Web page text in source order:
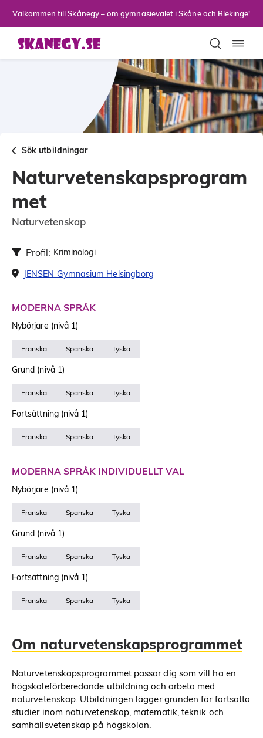
Välkommen till Skånegy – om gymnasievalet i Skåne och Blekinge!
Sök utbildningar
Naturvetenskapsprogram
met
Naturvetenskap
Profil: Kriminologi
JENSEN Gymnasium Helsingborg
MODERNA SPRÅK
Nybörjare (nivå 1)
Franska Spanska Tyska
Grund (nivå 1)
Franska Spanska Tyska
Fortsättning (nivå 1)
Franska Spanska Tyska
MODERNA SPRÅK INDIVIDUELLT VAL
Nybörjare (nivå 1)
Franska Spanska Tyska
Grund (nivå 1)
Franska Spanska Tyska
Fortsättning (nivå 1)
Franska Spanska Tyska
Om naturvetenskapsprogrammet
Naturvetenskapsprogrammet passar dig som vill ha en
högskoleförberedande utbildning och arbeta med
naturvetenskap. Utbildningen lägger grunden för fortsatta
studier inom naturvetenskap, matematik, teknik och
samhällsvetenskap på högskolan.